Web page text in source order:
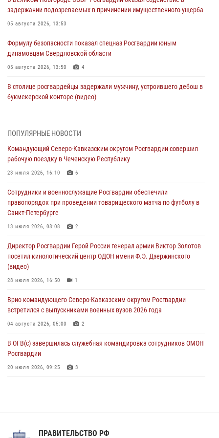
задержании подозреваемых в причинении имущественного ущерба
05 августа 2026, 13:53
Формулу безопасности показал спецназ Росгвардии юным
динамовцам Свердловской области
05 августа 2026, 13:50 4
В столице росгвардейцы задержали мужчину, устроившего дебош в
букмекерской конторе (видео)
В Удмуртии при силовой поддержке спецназа Росгвардии
оздоровительных услуг (видео)
05 августа 2026, 13:20
посетили мастер-класс по художественной гимнастике
05 августа 2026, 13:00 3
Офицеры Росгвардии и ветераны войск правопорядка почтили
05 августа 2026, 12:40
Росгвардейцы приняли участие в акции «Волна памяти»,
посвящённой 83‑й годовщине освобождения Белгорода от
05 августа 2026, 12:13 1
ПОПУЛЯРНЫЕ НОВОСТИ
Командующий Северо-Кавказским округом Росгвардии совершил
рабочую поездку в Чеченскую Республику
23 июля 2026, 16:10 6
Сотрудники и военнослужащие Росгвардии обеспечили
правопорядок при проведении товарищеского матча по футболу в
Санкт-Петербурге
13 июля 2026, 08:08 2
Директор Росгвардии Герой России генерал армии Виктор Золотов
посетил кинологический центр ОДОН имени Ф.Э. Дзержинского
(видео)
28 июля 2026, 16:50 1
Врио командующего Северо-Кавказским округом Росгвардии
встретился с выпускниками военных вузов 2026 года
04 августа 2026, 05:00 2
В ОГВ(с) завершилась служебная командировка сотрудников ОМОН
Росгвардии
20 июля 2026, 09:25 3
ПРАВИТЕЛЬСТВО РФ